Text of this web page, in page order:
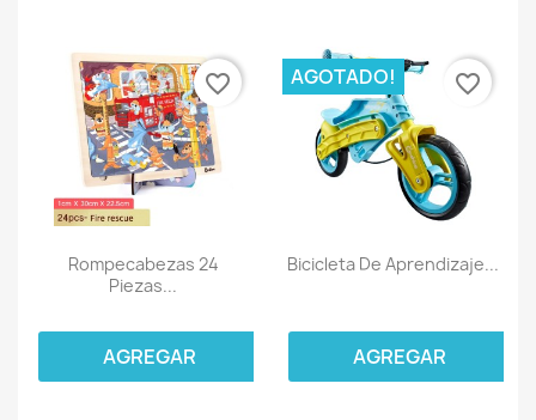
Rompecabezas 24
Piezas...
AGREGAR
favorite_border
Bicicleta De Aprendizaje...
AGOTADO!
AGREGAR
favorite_border